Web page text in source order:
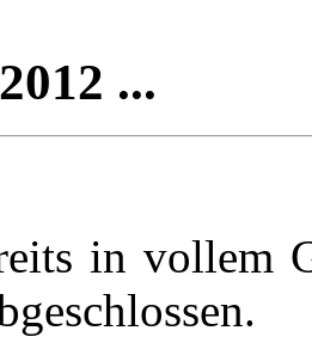
...
in vollem